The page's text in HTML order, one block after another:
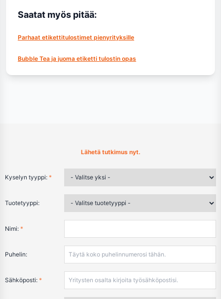
Saatat myös pitää:
Parhaat etikettitulostimet pienyrityksille
Bubble Tea ja juoma etiketti tulostin opas
Lähetä tutkimus nyt.
Kyselyn tyyppi: *
Tuotetyyppi:
Nimi: *
Puhelin:
Sähköposti: *